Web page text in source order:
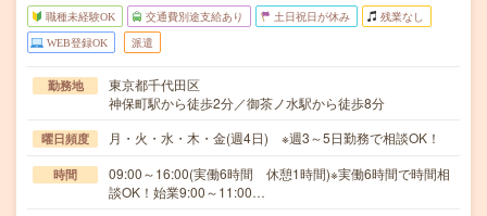
職種未経験OK 交通費別途支給あり 土日祝日が休み 残業なし
WEB登録OK 派遣
勤務地
東京都千代田区
神保町駅から徒歩2分／御茶ノ水駅から徒歩8分
曜日頻度 月・火・水・木・金(週4日) ※週3～5日勤務で相談OK！
時間
09:00～16:00(実働6時間 休憩1時間)※実働6時間で時間相
談OK！始業9:00～11:00…